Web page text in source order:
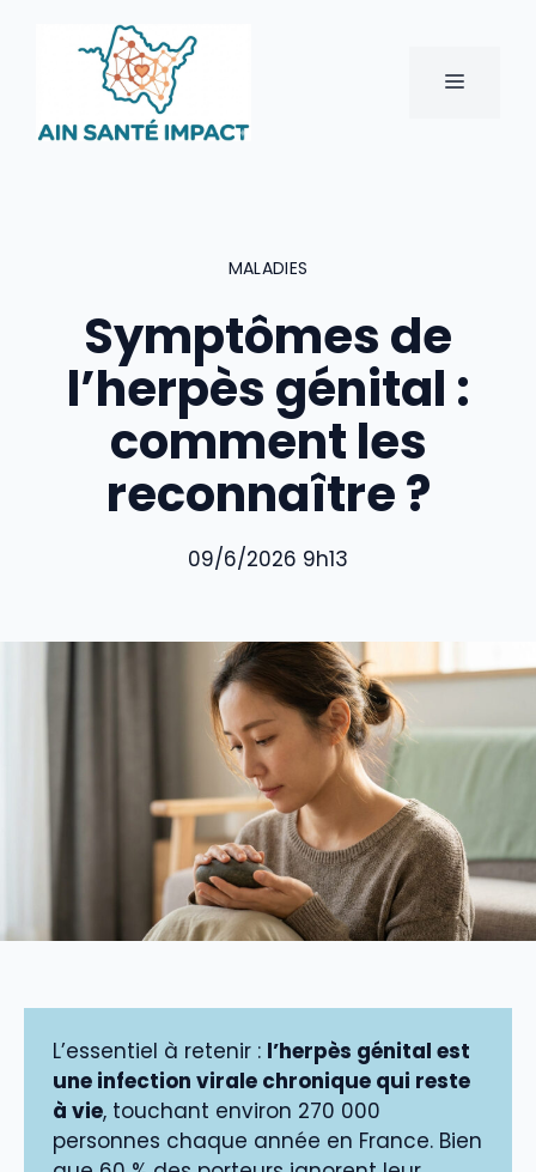
MENU
MALADIES
Symptômes de
l’herpès génital :
comment les
reconnaître ?
09/6/2026 9h13
L’essentiel à retenir : l’herpès génital est
une infection virale chronique qui reste
à vie, touchant environ 270 000
personnes chaque année en France. Bien